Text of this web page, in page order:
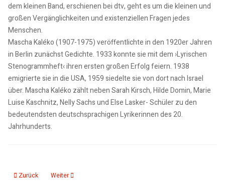
dem kleinen Band, erschienen bei dtv, geht es um die kleinen und
großen Vergänglichkeiten und existenziellen Fragen jedes
Menschen.
Mascha Kaléko (1907-1975) veröffentlichte in den 1920er Jahren
in Berlin zunächst Gedichte. 1933 konnte sie mit dem ›Lyrischen
Stenogrammheft‹ ihren ersten großen Erfolg feiern. 1938
emigrierte sie in die USA, 1959 siedelte sie von dort nach Israel
über. Mascha Kaléko zählt neben Sarah Kirsch, Hilde Domin, Marie
Luise Kaschnitz, Nelly Sachs und Else Lasker- Schüler zu den
bedeutendsten deutschsprachigen Lyrikerinnen des 20.
Jahrhunderts.
Vorheriger Beitrag: Mascha Kaleko Gedichte über das Leben II
Zurück Nächster Beitrag: Lyrik: Robert Seitz: Das Lied
Weiter